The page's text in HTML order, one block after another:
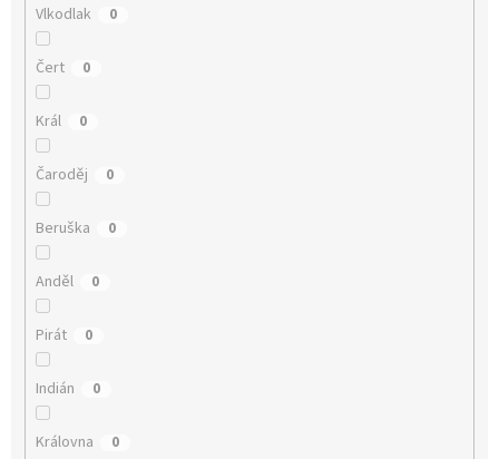
Vlkodlak 0
Čert 0
Král 0
Čaroděj 0
Beruška 0
Anděl 0
Pirát 0
Indián 0
Královna 0